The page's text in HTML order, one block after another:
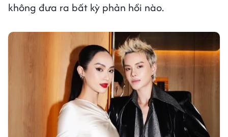
không đưa ra bất kỳ phản hồi nào.